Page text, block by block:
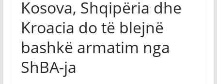
Kosova, Shqipëria dhe
Kroacia do të blejnë
bashkë armatim nga
ShBA-ja